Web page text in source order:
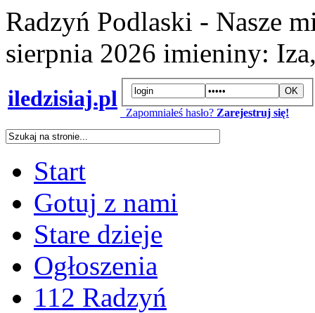
Radzyń Podlaski - Nasze
sierpnia 2026 imieniny:
iledzisiaj.pl
Zapomniałeś hasło? Zarejestruj się!
Start
Gotuj z nami
Stare dzieje
Ogłoszenia
112 Radzyń